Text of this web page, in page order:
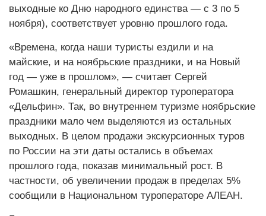
выходные ко Дню народного единства — с 3 по 5
ноября), соответствует уровню прошлого года.
«Времена, когда наши туристы ездили и на
майские, и на ноябрьские праздники, и на Новый
год — уже в прошлом», — считает Сергей
Ромашкин, генеральный директор туроператора
«Дельфин». Так, во внутреннем туризме ноябрьские
праздники мало чем выделяются из остальных
выходных. В целом продажи экскурсионных туров
по России на эти даты остались в объемах
прошлого года, показав минимальный рост. В
частности, об увеличении продаж в пределах 5%
сообщили в Национальном туроператоре АЛЕАН.